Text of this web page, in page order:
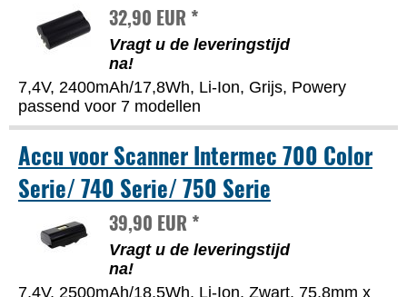
32,90 EUR *
Vragt u de leveringstijd
na!
7,4V, 2400mAh/17,8Wh, Li-Ion, Grijs, Powery
passend voor 7 modellen
Accu voor Scanner Intermec 700 Color
Serie/ 740 Serie/ 750 Serie
39,90 EUR *
Vragt u de leveringstijd
na!
7,4V, 2500mAh/18,5Wh, Li-Ion, Zwart, 75,8mm x